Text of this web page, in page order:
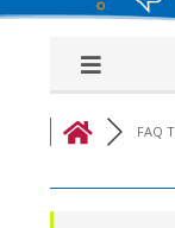
FAQ